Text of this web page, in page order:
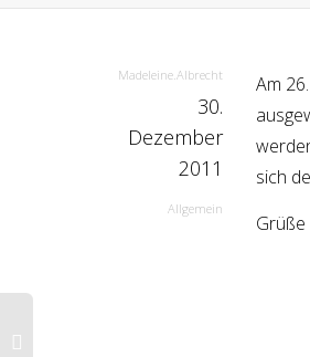
Madeleine.Albrecht
30.
Dezember
2011
Allgemein
Am
sich
Grüße